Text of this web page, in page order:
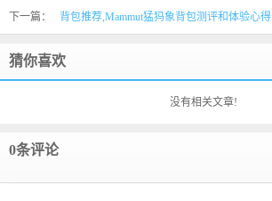
下一篇： 背包推荐,Mammut猛犸象背包测评和体验心得
猜你喜欢
没有相关文章!
0条评论